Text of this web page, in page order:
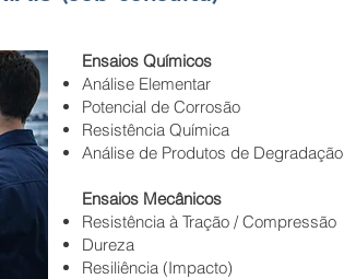
Ensaios Químicos
Análise Elementar
Potencial de Corrosão
Resistência Química
Análise de Produtos de Degradação
Ensaios Mecânicos
Resistência à Tração / Compressão
Dureza
Resiliência (Impacto)